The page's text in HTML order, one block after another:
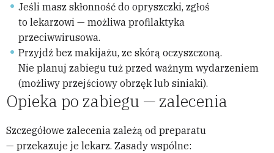
Jeśli masz skłonność do opryszczki, zgłoś
to lekarzowi — możliwa profilaktyka
przeciwwirusowa.
Przyjdź bez makijażu, ze skórą oczyszczoną.
Nie planuj zabiegu tuż przed ważnym wydarzeniem
(możliwy przejściowy obrzęk lub siniaki).
Opieka po zabiegu — zalecenia
Szczegółowe zalecenia zależą od preparatu
— przekazuje je lekarz. Zasady wspólne: